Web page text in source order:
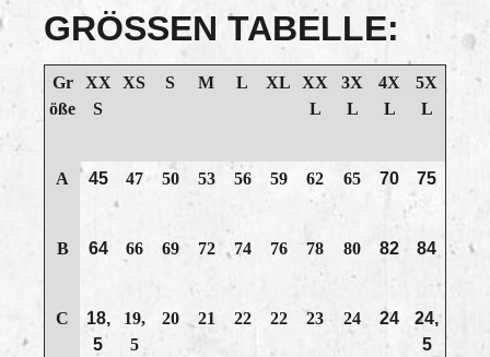
GRÖSSEN TABELLE:
Gr
öße
XX
S
XS S M L XL
XX
L
3X
L
4X
L
5X
L
A 45 47 50 53 56 59 62 65 70 75
B 64 66 69 72 74 76 78 80 82 84
C
18,
5
19,
5
20 21 22 22 23 24 24
24,
5